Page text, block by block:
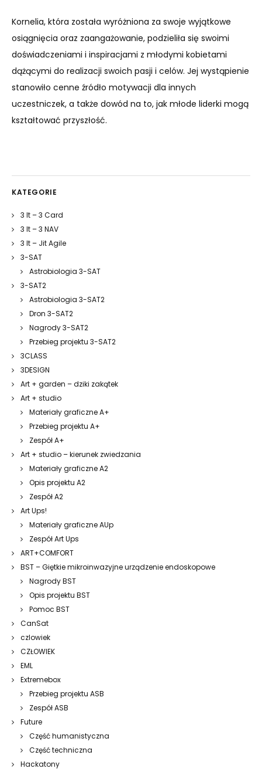
Kornelia, która została wyróżniona za swoje wyjątkowe
osiągnięcia oraz zaangażowanie, podzieliła się swoimi
doświadczeniami i inspiracjami z młodymi kobietami
dążącymi do realizacji swoich pasji i celów. Jej wystąpienie
stanowiło cenne źródło motywacji dla innych
uczestniczek, a także dowód na to, jak młode liderki mogą
kształtować przyszłość.
KATEGORIE
3 It – 3 Card
3 It – 3 NAV
3 It – Jit Agile
3-SAT
Astrobiologia 3-SAT
3-SAT2
Astrobiologia 3-SAT2
Dron 3-SAT2
Nagrody 3-SAT2
Przebieg projektu 3-SAT2
3CLASS
3DESIGN
Art + garden – dziki zakątek
Art + studio
Materiały graficzne A+
Przebieg projektu A+
Zespół A+
Art + studio – kierunek zwiedzania
Materiały graficzne A2
Opis projektu A2
Zespół A2
Art Ups!
Materiały graficzne AUp
Zespół Art Ups
ART+COMFORT
BST – Giętkie mikroinwazyjne urządzenie endoskopowe
Nagrody BST
Opis projektu BST
Pomoc BST
CanSat
czlowiek
CZŁOWIEK
EML
Extremebox
Przebieg projektu ASB
Zespół ASB
Future
Część humanistyczna
Część techniczna
Hackatony